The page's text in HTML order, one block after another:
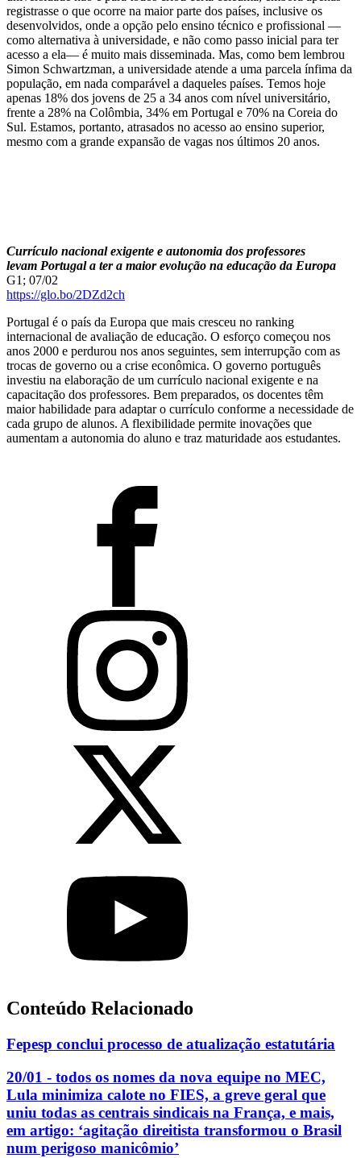
registrasse o que ocorre na maior parte dos países, inclusive os
desenvolvidos, onde a opção pelo ensino técnico e profissional —
como alternativa à universidade, e não como passo inicial para ter
acesso a ela— é muito mais disseminada. Mas, como bem lembrou
Simon Schwartzman, a universidade atende a uma parcela ínfima da
população, em nada comparável a daqueles países. Temos hoje
apenas 18% dos jovens de 25 a 34 anos com nível universitário,
frente a 28% na Colômbia, 34% em Portugal e 70% na Coreia do
Sul. Estamos, portanto, atrasados no acesso ao ensino superior,
mesmo com a grande expansão de vagas nos últimos 20 anos.
Currículo nacional exigente e autonomia dos professores
levam Portugal a ter a maior evolução na educação da Europa
G1; 07/02
https://glo.bo/2DZd2ch
Portugal é o país da Europa que mais cresceu no ranking
internacional de avaliação de educação. O esforço começou nos
anos 2000 e perdurou nos anos seguintes, sem interrupção com as
trocas de governo ou a crise econômica. O governo português
investiu na elaboração de um currículo nacional exigente e na
capacitação dos professores. Bem preparados, os docentes têm
maior habilidade para adaptar o currículo conforme a necessidade de
cada grupo de alunos. A flexibilidade permite inovações que
aumentam a autonomia do aluno e traz maturidade aos estudantes.
Conteúdo Relacionado
Fepesp conclui processo de atualização estatutária
20/01 - todos os nomes da nova equipe no MEC,
Lula minimiza calote no FIES, a greve geral que
uniu todas as centrais sindicais na França, e mais,
em artigo: ‘agitação direitista transformou o Brasil
num perigoso manicômio’